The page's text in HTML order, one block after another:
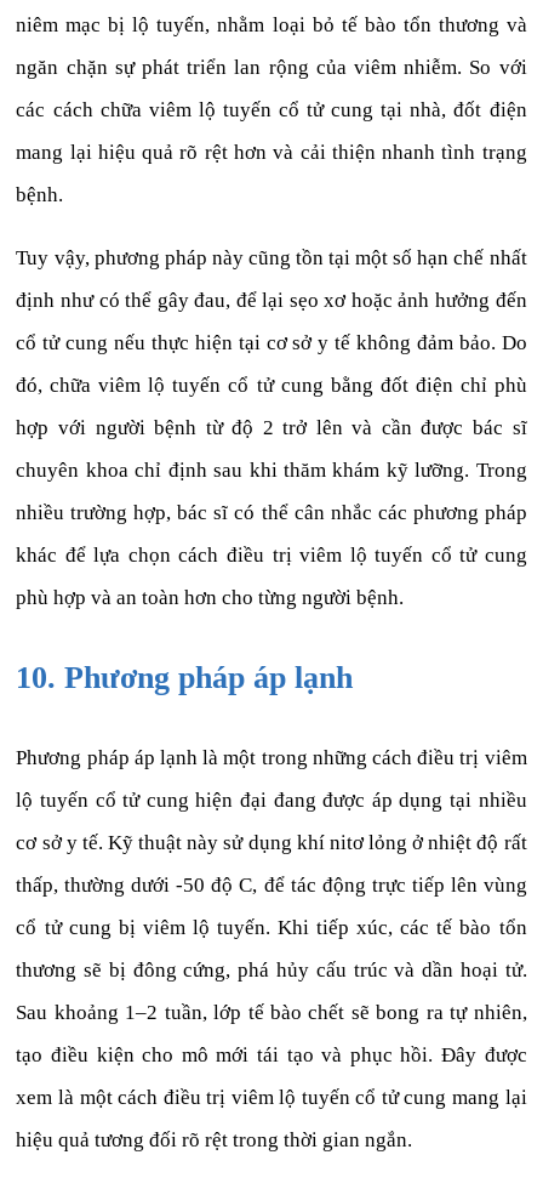
niêm mạc bị lộ tuyến, nhằm loại bỏ tế bào tổn thương và
ngăn chặn sự phát triển lan rộng của viêm nhiễm. So với
các cách chữa viêm lộ tuyến cổ tử cung tại nhà, đốt điện
mang lại hiệu quả rõ rệt hơn và cải thiện nhanh tình trạng
bệnh.
Tuy vậy, phương pháp này cũng tồn tại một số hạn chế nhất
định như có thể gây đau, để lại sẹo xơ hoặc ảnh hưởng đến
cổ tử cung nếu thực hiện tại cơ sở y tế không đảm bảo. Do
đó, chữa viêm lộ tuyến cổ tử cung bằng đốt điện chỉ phù
hợp với người bệnh từ độ 2 trở lên và cần được bác sĩ
chuyên khoa chỉ định sau khi thăm khám kỹ lưỡng. Trong
nhiều trường hợp, bác sĩ có thể cân nhắc các phương pháp
khác để lựa chọn cách điều trị viêm lộ tuyến cổ tử cung
phù hợp và an toàn hơn cho từng người bệnh.
10. Phương pháp áp lạnh
Phương pháp áp lạnh là một trong những cách điều trị viêm
lộ tuyến cổ tử cung hiện đại đang được áp dụng tại nhiều
cơ sở y tế. Kỹ thuật này sử dụng khí nitơ lỏng ở nhiệt độ rất
thấp, thường dưới -50 độ C, để tác động trực tiếp lên vùng
cổ tử cung bị viêm lộ tuyến. Khi tiếp xúc, các tế bào tổn
thương sẽ bị đông cứng, phá hủy cấu trúc và dần hoại tử.
Sau khoảng 1–2 tuần, lớp tế bào chết sẽ bong ra tự nhiên,
tạo điều kiện cho mô mới tái tạo và phục hồi. Đây được
xem là một cách điều trị viêm lộ tuyến cổ tử cung mang lại
hiệu quả tương đối rõ rệt trong thời gian ngắn.